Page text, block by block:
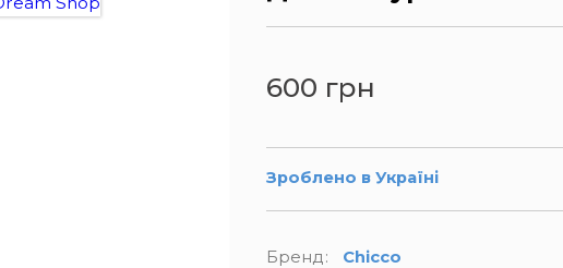
600 грн
Зроблено в Україні
Бренд
Chicco